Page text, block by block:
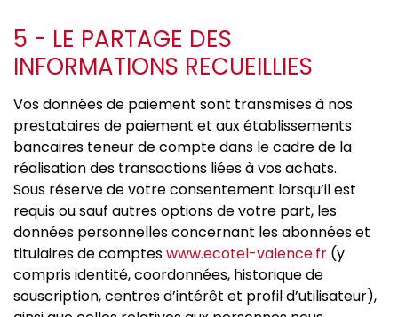
5 - LE PARTAGE DES
INFORMATIONS RECUEILLIES
Vos données de paiement sont transmises à nos
prestataires de paiement et aux établissements
bancaires teneur de compte dans le cadre de la
réalisation des transactions liées à vos achats.
Sous réserve de votre consentement lorsqu’il est
requis ou sauf autres options de votre part, les
données personnelles concernant les abonnées et
titulaires de compteswww.ecotel-valence.fr (y
compris identité, coordonnées, historique de
souscription, centres d’intérêt et profil d’utilisateur),